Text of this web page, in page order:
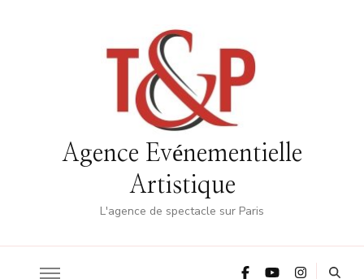
Agence Evénementielle
Artistique
L'agence de spectacle sur Paris